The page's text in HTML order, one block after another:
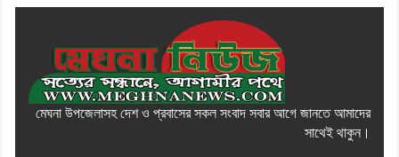
মেঘনা উপজেলাসহ দেশ ও প্রবাসের সকল সংবাদ সবার আগে জানতে আমাদের
সাথেই থাকুন।